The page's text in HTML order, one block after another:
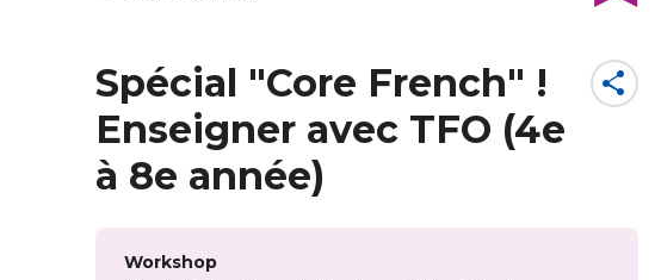
Spécial "Core French" !
Enseigner avec TFO (4e
à 8e année)
share
Workshop